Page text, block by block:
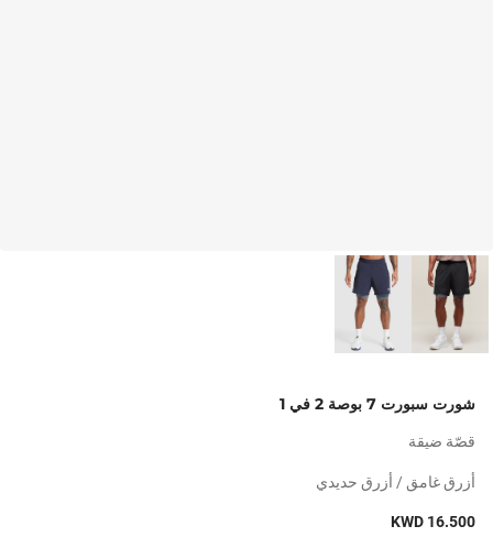
شورت سبورت 7 بوصة 2 في 1
قصّة ضيقة
أزرق غامق / أزرق حديدي
KWD 16.500